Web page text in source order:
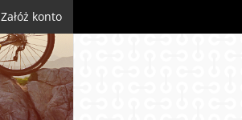
Załóż konto